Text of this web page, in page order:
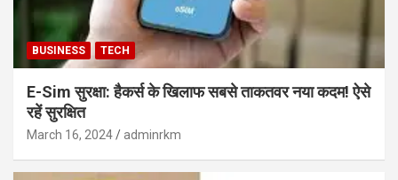
BUSINESS TECH
E-Sim सुरक्षा: हैकर्स के खिलाफ सबसे ताकतवर नया कदम! ऐसे
रहें सुरक्षित
March 16, 2024 adminrkm